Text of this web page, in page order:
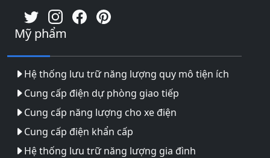
Mỹ phẩm
Hệ thống lưu trữ năng lượng quy mô tiện ích
Cung cấp điện dự phòng giao tiếp
Cung cấp năng lượng cho xe điện
Cung cấp điện khẩn cấp
Hệ thống lưu trữ năng lượng gia đình